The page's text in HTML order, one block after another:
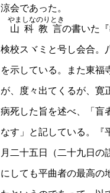
涼会であった。
山科教言
やましなのりとき
の書いた
検校スヾミと号し会合。
を示している。また東福
が、度々出てくるが、寛
病死した旨を述べ、「盲
なす」と記している。『
月二十五日（二十九日の
にしても平曲者の最高の